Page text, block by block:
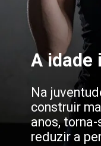
Na
construir
anos,
reduzir a
A idade